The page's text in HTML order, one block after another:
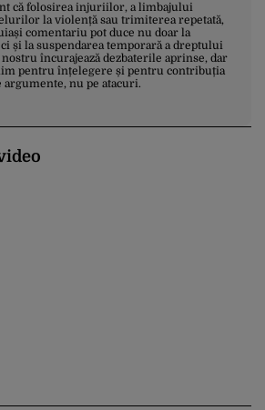
că folosirea injuriilor, a limbajului
la violență sau trimiterea repetată,
comentariu pot duce nu doar la
și la suspendarea temporară a dreptului
încurajează dezbaterile aprinse, dar
pentru înțelegere și pentru contribuția
argumente, nu pe atacuri.